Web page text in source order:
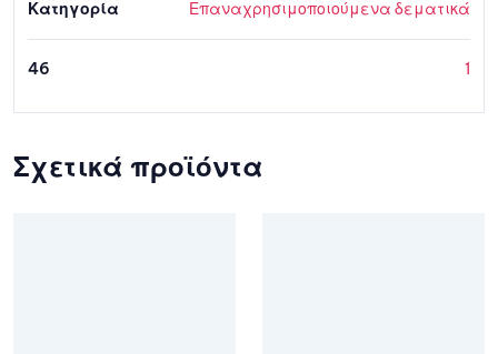
Κατηγορία Επαναχρησιμοποιούμενα δεματικά
46 1
Σχετικά προϊόντα